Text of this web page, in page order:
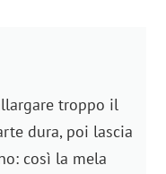
troppo il
dura, poi lascia
così la mela